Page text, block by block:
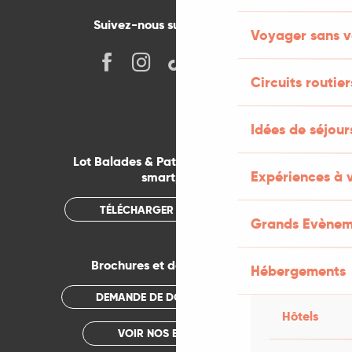
Voyager sans
Circuits
Idées de
Expériences à
Grands
Hébergements
Hôtels
Suivez-nous sur les réseaux !
Lot Balades & Patrimoines sur votre
smartphone
TÉLÉCHARGER L'APPLICATION
Brochures et documentations
DEMANDE DE DOCUMENTATION
VOIR NOS BROCHURES